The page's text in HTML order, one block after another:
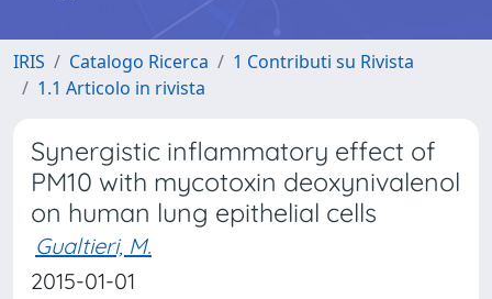
IRIS Catalogo Ricerca
1 Contributi su Rivista
1.1 Articolo in rivista
Synergistic inflammatory effect of
PM10 with mycotoxin deoxynivalenol
on human lung epithelial cells
Gualtieri, M.
2015-01-01